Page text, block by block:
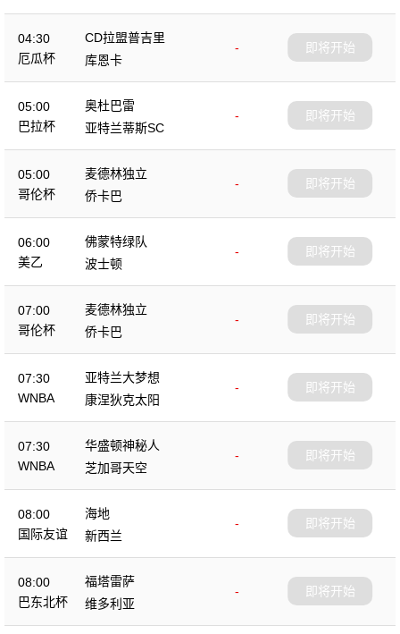
04:30
厄瓜杯
CD拉盟普吉里
-
库恩卡
即将开始
05:00
巴拉杯
奥杜巴雷
-
亚特兰蒂斯SC
即将开始
05:00
哥伦杯
麦德林独立
-
侨卡巴
即将开始
06:00
美乙
佛蒙特绿队
-
波士顿
即将开始
07:00
哥伦杯
麦德林独立
-
侨卡巴
即将开始
07:30
WNBA
亚特兰大梦想
-
康涅狄克太阳
即将开始
07:30
WNBA
华盛顿神秘人
-
芝加哥天空
即将开始
08:00
国际友谊
海地
-
新西兰
即将开始
08:00
巴东北杯
福塔雷萨
-
维多利亚
即将开始